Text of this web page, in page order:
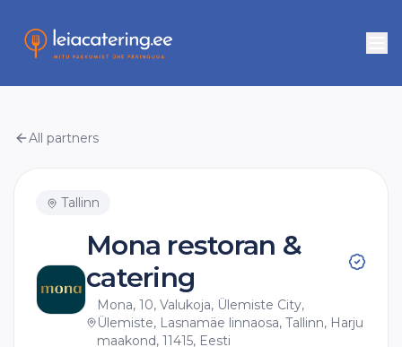
All partners
Tallinn
Mona restoran &
catering
Mona, 10, Valukoja, Ülemiste City,
Ülemiste, Lasnamäe linnaosa, Tallinn, Harju
maakond, 11415, Eesti